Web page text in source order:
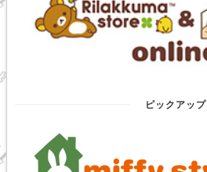
ピックアップ